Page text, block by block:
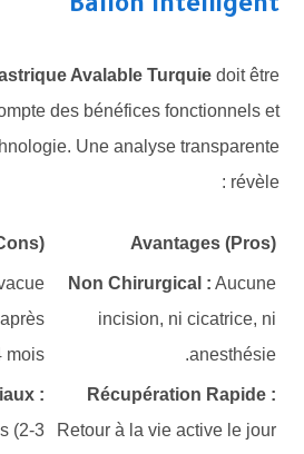
Ballon Intelligent
Avalable Turquiedoit être
des bénéfices fonctionnels et
Une analyse transparente
révèle :
Avantages (Pros)
Non Chirurgical : Aucune
incision, ni cicatrice, ni
anesthésie.
Récupération Rapide :
Retour à la vie active le jour
:
(2-3